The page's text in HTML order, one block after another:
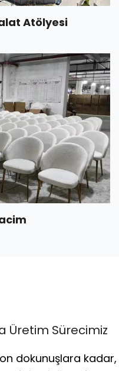
Atölyesi
Üretim Sürecimiz
dokunuşlara kadar,